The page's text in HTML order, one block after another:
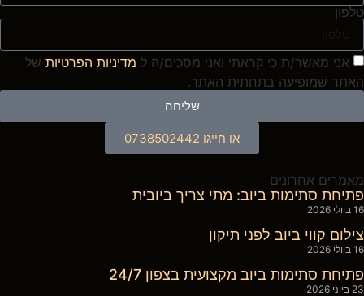
טלפון
אני מאשר/ת כי קראתי ואני מסכים/ה ל מדיניות הפרטיות של
האתר שמופיעה בתחתית האתר.
שליחה
או חייגו 0738502442
מאמרים אחרונים
פתיחת סתימות ביוב: מתי צריך ביובית
16 ביולי 2026
צילום קווי ביוב לפני תיקון
16 ביולי 2026
פתיחת סתימות ביוב מקצועית בצפון 24/7
23 ביוני 2026